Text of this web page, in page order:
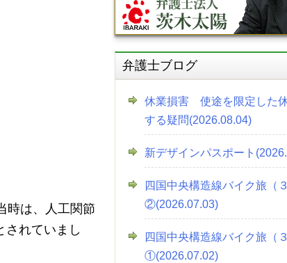
時は、人工関節
されていまし
弁護士ブログ
休業損害 使途を限定した
する疑問(2026.08.04)
新デザインパスポート
四国中央構造線バイク旅（
②(2026.07.03)
四国中央構造線バイク旅（
①(2026.07.02)